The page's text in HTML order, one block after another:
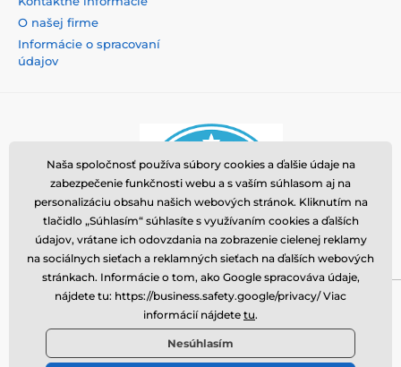
O našej firme
Informácie o spracovaní
údajov
Momanio s.r.o., Okružní 361/14, 74718, Píšť, Česká
republika, VAT: CZ09604707, info@tvrzenaskla.eu,
+421 222 205 145
Naša spoločnosť používa súbory cookies a ďalšie údaje na
zabezpečenie funkčnosti webu a s vaším súhlasom aj na
personalizáciu obsahu našich webových stránok. Kliknutím na
tlačidlo „Súhlasím“ súhlasíte s využívaním cookies a ďalších
údajov, vrátane ich odovzdania na zobrazenie cielenej reklamy
na sociálnych sieťach a reklamných sieťach na ďalších webových
stránkach. Informácie o tom, ako Google spracováva údaje,
nájdete tu: https://business.safety.google/privacy/ Viac
informácií nájdete tu.
Nesúhlasím